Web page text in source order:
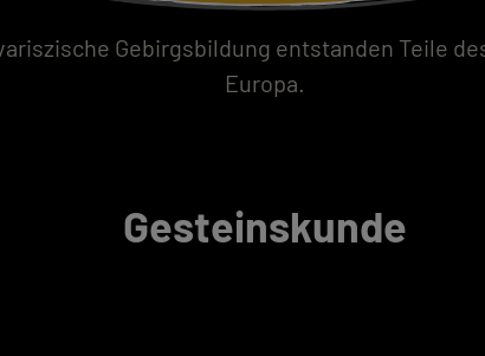
Gebirgsbildung entstanden Teile
Europa.
Gesteinskunde